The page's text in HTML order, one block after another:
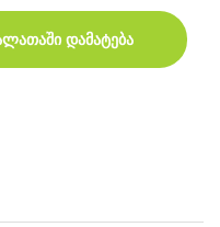
Card quantity
დამატება